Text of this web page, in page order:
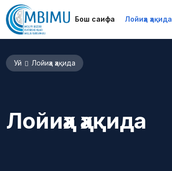
Бош саҳифа Лойиҳа ҳақида
Уй Лойиҳа ҳақида
Лойиҳа ҳақида